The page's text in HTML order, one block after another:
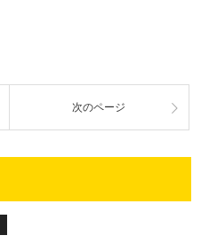
次のページ